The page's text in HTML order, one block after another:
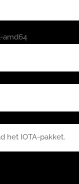
amd64
het IOTA-pakket.